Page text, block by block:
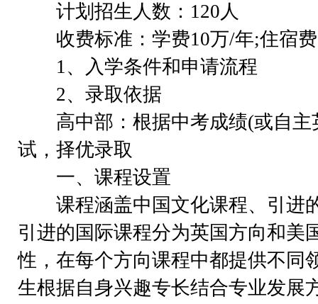
计划招生人数：120人
收费标准：学费10万/年;住宿费
1、入学条件和申请流程
2、录取依据
高中部：根据中考成绩(或自主
试，择优录取
一、课程设置
课程涵盖中国文化课程、引进
引进的国际课程分为英国方向和美
性，在每个方向课程中都提供不同
生根据自身兴趣专长结合专业发展